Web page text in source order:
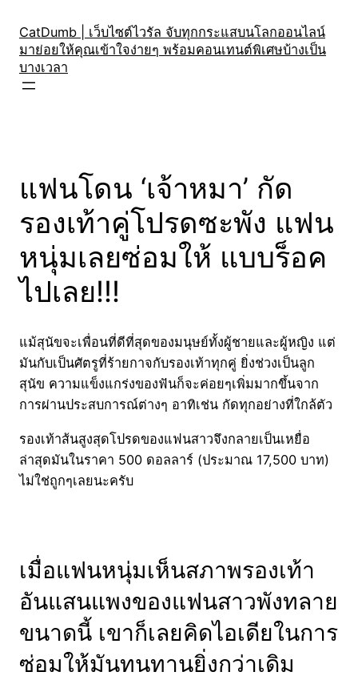
content
CatDumb | เว็บไซต์ไวรัล จับทุกกระแสบนโลกออนไลน์
มาย่อยให้คุณเข้าใจง่ายๆ พร้อมคอนเทนต์พิเศษบ้างเป็น
บางเวลา
แฟนโดน ‘เจ้าหมา’ กัด
รองเท้าคู่โปรดซะพัง แฟน
หนุ่มเลยซ่อมให้ แบบร็อค
ไปเลย!!!
แม้สุนัขจะเพื่อนที่ดีที่สุดของมนุษย์ทั้งผู้ชายและผู้หญิง แต่
มันกับเป็นศัตรูที่ร้ายกาจกับรองเท้าทุกคู่ ยิ่งช่วงเป็นลูก
สุนัข ความแข็งแกร่งของฟันก็จะค่อยๆเพิ่มมากขึ้นจาก
การผ่านประสบการณ์ต่างๆ อาทิเช่น กัดทุกอย่างที่ใกล้ตัว
รองเท้าส้นสูงสุดโปรดของแฟนสาวจึงกลายเป็นเหยื่อ
ล่าสุดมันในราคา 500 ดอลลาร์ (ประมาณ 17,500 บาท)
ไม่ใช่ถูกๆเลยนะครับ
เมื่อแฟนหนุ่มเห็นสภาพรองเท้า
อันแสนแพงของแฟนสาวพังทลาย
ขนาดนี้ เขาก็เลยคิดไอเดียในการ
ซ่อมให้มันทนทานยิ่งกว่าเดิม